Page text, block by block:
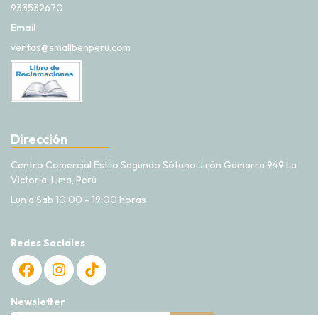
933532670
Email
ventas@smallbenperu.com
Dirección
Centro Comercial Estilo Segundo Sótano Jirón Gamarra 949 La
Victoria. Lima, Perú
Lun a Sáb 10:00 - 19:00 horas
Redes Sociales
Newsletter